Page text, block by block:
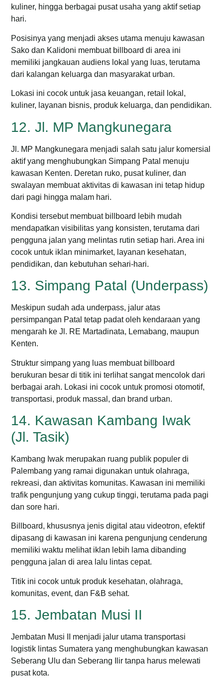
kuliner, hingga berbagai pusat usaha yang aktif setiap
hari.
Posisinya yang menjadi akses utama menuju kawasan
Sako dan Kalidoni membuat billboard di area ini
memiliki jangkauan audiens lokal yang luas, terutama
dari kalangan keluarga dan masyarakat urban.
Lokasi ini cocok untuk jasa keuangan, retail lokal,
kuliner, layanan bisnis, produk keluarga, dan pendidikan.
12. Jl. MP Mangkunegara
Jl. MP Mangkunegara menjadi salah satu jalur komersial
aktif yang menghubungkan Simpang Patal menuju
kawasan Kenten. Deretan ruko, pusat kuliner, dan
swalayan membuat aktivitas di kawasan ini tetap hidup
dari pagi hingga malam hari.
Kondisi tersebut membuat billboard lebih mudah
mendapatkan visibilitas yang konsisten, terutama dari
pengguna jalan yang melintas rutin setiap hari.Area ini
cocok untuk iklan minimarket, layanan kesehatan,
pendidikan, dan kebutuhan sehari-hari.
13. Simpang Patal (Underpass)
Meskipun sudah ada underpass, jalur atas
persimpangan Patal tetap padat oleh kendaraan yang
mengarah ke Jl. RE Martadinata, Lemabang, maupun
Kenten.
Struktur simpang yang luas membuat billboard
berukuran besar di titik ini terlihat sangat mencolok dari
berbagai arah. Lokasi ini cocok untuk promosi otomotif,
transportasi, produk massal, dan brand urban.
14. Kawasan Kambang Iwak
(Jl. Tasik)
Kambang Iwak merupakan ruang publik populer di
Palembang yang ramai digunakan untuk olahraga,
rekreasi, dan aktivitas komunitas. Kawasan ini memiliki
trafik pengunjung yang cukup tinggi, terutama pada pagi
dan sore hari.
Billboard, khususnya jenis digital atau videotron, efektif
dipasang di kawasan ini karena pengunjung cenderung
memiliki waktu melihat iklan lebih lama dibanding
pengguna jalan di area lalu lintas cepat.
Titik ini cocok untuk produk kesehatan, olahraga,
komunitas, event, dan F&B sehat.
15. Jembatan Musi II
Jembatan Musi II menjadi jalur utama transportasi
logistik lintas Sumatera yang menghubungkan kawasan
Seberang Ulu dan Seberang Ilir tanpa harus melewati
pusat kota.